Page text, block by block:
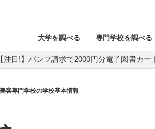
大学を調べる 専門学校を調べる
【注目!】パンフ請求で2000円分電子図書カー
容専門学校の学校基本情報